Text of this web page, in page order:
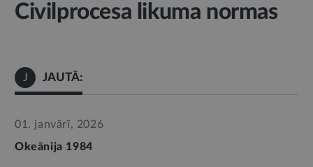
Civilprocesa likuma normas
J JAUTĀ:
01. janvārī, 2026
Okeānija 1984